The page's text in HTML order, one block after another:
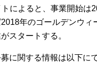
によると、事業開始は
年のゴールデンウ
スタートする。
に関する情報は以下にて